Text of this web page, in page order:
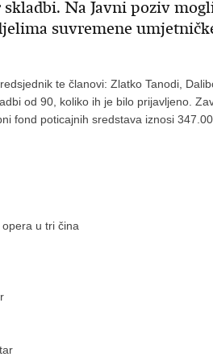
Na Javni poziv
suvremene
te članovi: Zlatko Tanodi,
od 90, koliko ih je bilo prijavljeno.
fond poticajnih sredstava iznosi
čina